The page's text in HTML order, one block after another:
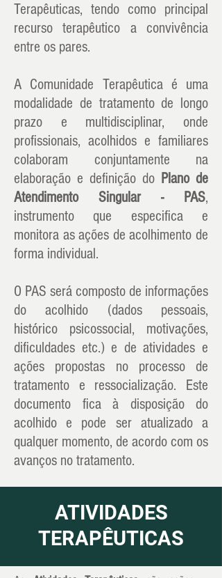
Terapêuticas, tendo como principal
recurso terapêutico a convivência
entre os pares.
A Comunidade Terapêutica é uma
modalidade de tratamento de longo
prazo e multidisciplinar, onde
profissionais, acolhidos e familiares
colaboram conjuntamente na
elaboração e definição do Plano de
Atendimento Singular - PAS,
instrumento que especifica e
monitora as ações de acolhimento de
forma individual.
O PAS será composto de informações
do acolhido (dados pessoais,
histórico psicossocial, motivações,
dificuldades etc.) e de atividades e
ações propostas no processo de
tratamento e ressocialização. Este
documento fica à disposição do
acolhido e pode ser atualizado a
qualquer momento, de acordo com os
avanços no tratamento.
ATIVIDADES
TERAPÊUTICAS